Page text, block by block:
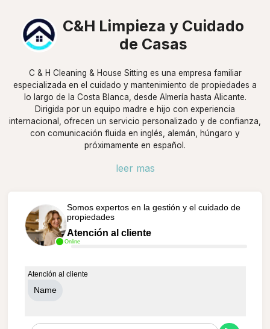
C&H Limpieza y Cuidado
de Casas
C & H Cleaning & House Sitting es una empresa familiar
especializada en el cuidado y mantenimiento de propiedades a
lo largo de la Costa Blanca, desde Almería hasta Alicante.
Dirigida por un equipo madre e hijo con experiencia
internacional, ofrecen un servicio personalizado y de confianza,
con comunicación fluida en inglés, alemán, húngaro y
próximamente en español.
leer mas
Online
Somos expertos en la gestión y el cuidado de
propiedades
Atención al cliente
Atención al cliente
Name